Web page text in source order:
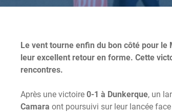
Le vent tourne enfin du bon côté pour le
leur excellent retour en forme. Cette
rencontres.
Après une victoire 0-1 à Dunkerque, un
Camara ont poursuivi sur leur lancée